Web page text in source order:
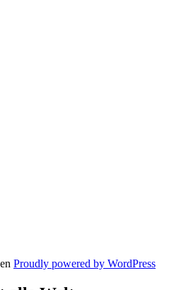
Proudly powered by WordPress